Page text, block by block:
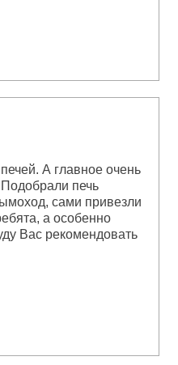
А главное очень
печь
сами привезли
а особенно
Вас рекомендовать